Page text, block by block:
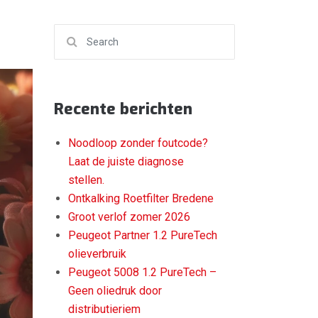
Recente berichten
Noodloop zonder foutcode?
Laat de juiste diagnose
stellen.
Ontkalking Roetfilter Bredene
Groot verlof zomer 2026
Peugeot Partner 1.2 PureTech
olieverbruik
Peugeot 5008 1.2 PureTech –
Geen oliedruk door
distributieriem